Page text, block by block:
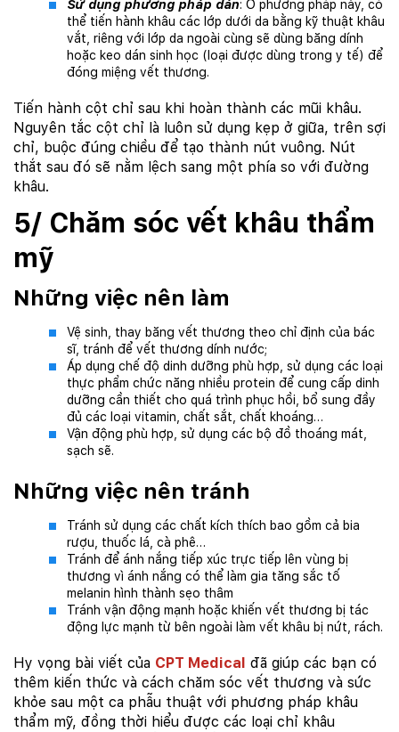
Sử dụng phương pháp dán: Ở phương pháp này, có
thể tiến hành khâu các lớp dưới da bằng kỹ thuật khâu
vắt, riêng với lớp da ngoài cùng sẽ dùng băng dính
hoặc keo dán sinh học (loại được dùng trong y tế) để
đóng miệng vết thương.
Tiến hành cột chỉ sau khi hoàn thành các mũi khâu.
Nguyên tắc cột chỉ là luôn sử dụng kẹp ở giữa, trên sợi
chỉ, buộc đúng chiều để tạo thành nút vuông. Nút
thắt sau đó sẽ nằm lệch sang một phía so với đường
khâu.
5/ Chăm sóc vết khâu thẩm
mỹ
Những việc nên làm
Vệ sinh, thay băng vết thương theo chỉ định của bác
sĩ, tránh để vết thương dính nước;
Áp dụng chế độ dinh dưỡng phù hợp, sử dụng các loại
thực phẩm chức năng nhiều protein để cung cấp dinh
dưỡng cần thiết cho quá trình phục hồi, bổ sung đầy
đủ các loại vitamin, chất sắt, chất khoáng…
Vận động phù hợp, sử dụng các bộ đồ thoáng mát,
sạch sẽ.
Những việc nên tránh
Tránh sử dụng các chất kích thích bao gồm cả bia
rượu, thuốc lá, cà phê…
Tránh để ánh nắng tiếp xúc trực tiếp lên vùng bị
thương vì ánh nắng có thể làm gia tăng sắc tố
melanin hình thành sẹo thâm
Tránh vận động mạnh hoặc khiến vết thương bị tác
động lực mạnh từ bên ngoài làm vết khâu bị nứt, rách.
Hy vọng bài viết của CPT Medical đã giúp các bạn có
thêm kiến thức và cách chăm sóc vết thương và sức
khỏe sau một ca phẫu thuật với phương pháp khâu
thẩm mỹ, đồng thời hiểu được các loại chỉ khâu